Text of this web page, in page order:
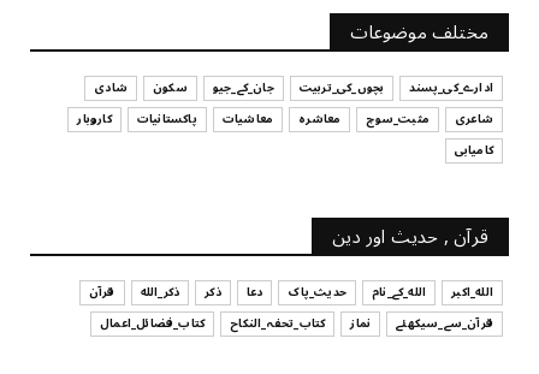
آپ کا فیصلہ کرنے کا انداز
July 29, 2026
مختلف موضوعات
ادارے_کی_پسند بچوں_کی_تربیت جان_کے_جیو سکون
شادی
شاعری
مثبت_سوچ معاشرہ معاشیات پاکستانیات
کاروبار
کامیابی
قرآن , حدیث اور دین
الله_اکبر الله_کے_نام حدیث_پاک دعا ذکر ذکر_الله
قرآن
قرآن_سے_سیکھئے
نماز کتاب_تحفہ_النکاح کتاب_فضائل_اعمال